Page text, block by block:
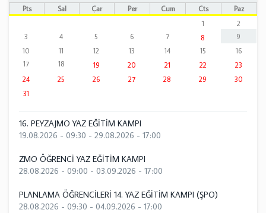
Pts Sal Çar Per Cum Cts
Paz
1
2
3
4 5 6 7 8
9
10
11 12 13 14 15
16
17
18 19 20 21 22
23
24
25 26 27 28 29
30
31
16. PEYZAJMO YAZ EĞİTİM KAMPI
19.08.2026 - 09:30 - 29.08.2026 - 17:00
ZMO ÖĞRENCİ YAZ EĞİTİM KAMPI
28.08.2026 - 09:00 - 03.09.2026 - 17:00
PLANLAMA ÖĞRENCİLERİ 14. YAZ EĞİTİM KAMPI (ŞPO)
28.08.2026 - 09:30 - 04.09.2026 - 17:00